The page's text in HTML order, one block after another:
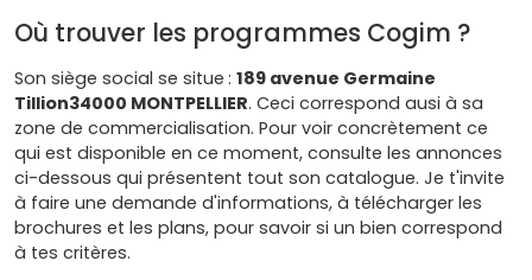
Où trouver les programmes Cogim ?
Son siège social se situe : 189 avenue Germaine
Tillion34000 MONTPELLIER. Ceci correspond ausi à sa
zone de commercialisation. Pour voir concrètement ce
qui est disponible en ce moment, consulte les annonces
ci-dessous qui présentent tout son catalogue. Je t'invite
à faire une demande d'informations, à télécharger les
brochures et les plans, pour savoir si un bien correspond
à tes critères.